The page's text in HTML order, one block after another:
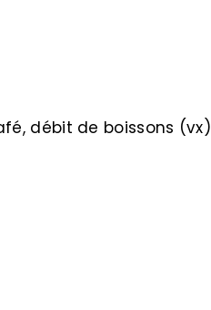
débit de boissons (vx)